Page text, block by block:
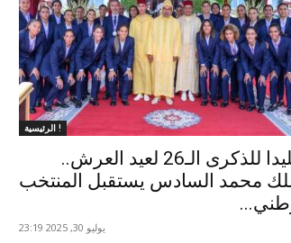
الرئيسية !
تخليدا للذكرى الـ26 لعيد العرش..
محمد السادس يستقبل المنتخب
يوليو 30, 2025 23:19